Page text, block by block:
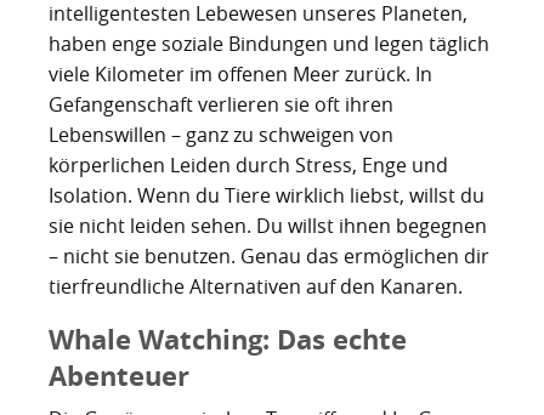
Los Gigantes
Das Observatorium
Pyramiden von Güímar
Giftige Insekten und Spinnen auf den Kanaren
Riesenkalmare in den Gewässern um die Kanarischen
Inseln
Garachico
Granadilla de Abona
Güímar
Guía de Isora
Icod de los Vinos
La Guancha
La Orotava
La Victoria de Acentejo
Achamán - Himmelsgott der Guanchen
Guayota - Teide, Feuer und die Logik der Angst
Magec - Sonne, Licht und Kalenderwissen
Chaxiraxi - Muttergöttin der Guanchen
Achuguayo - Mond, Zeit und heilige Schluchten
San Borondón
Wie Kastilien die Kanarischen Inseln unterwarf
Die Schlachten um Teneriffa
Der Widerstand
Konstanz und Teneriffa
Piratenangriffe auf Teneriffa im 16. Jahrhundert
François Le Clerc
Nachhaltig bauen und sanieren auf den Kanaren
Walbeobachtung statt Show
Star Wars auf Teneriffa?
Ferienwohnungen legal vermieten
Finca oder Ferienhaus?
Die Cochenille-Schildlaus
Teneriffas Naturwunder
Zwischen Urlaubsparadies und Quantenwunder
Die Geologie Teneriffas
intelligentesten Lebewesen unseres Planeten,
haben enge soziale Bindungen und legen täglich
viele Kilometer im offenen Meer zurück. In
Gefangenschaft verlieren sie oft ihren
Lebenswillen – ganz zu schweigen von
körperlichen Leiden durch Stress, Enge und
Isolation. Wenn du Tiere wirklich liebst, willst du
sie nicht leiden sehen. Du willst ihnen begegnen
– nicht sie benutzen. Genau das ermöglichen dir
tierfreundliche Alternativen auf den Kanaren.
Whale Watching: Das echte
Abenteuer